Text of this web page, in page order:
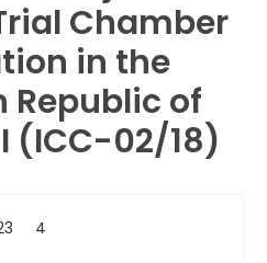
Chamber
in the
Republic of
(ICC-02/18)
4